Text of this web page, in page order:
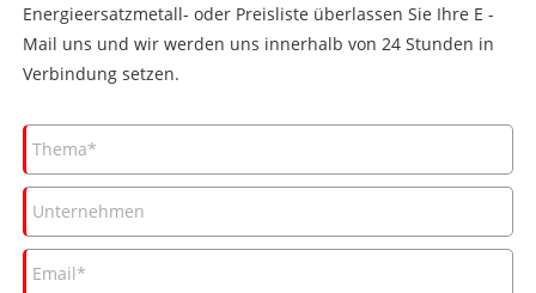
Energieersatzmetall- oder Preisliste überlassen Sie Ihre E -
Mail uns und wir werden uns innerhalb von 24 Stunden in
Verbindung setzen.